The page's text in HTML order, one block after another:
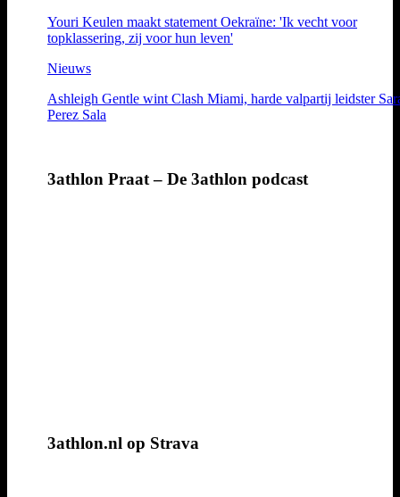
Youri Keulen maakt statement Oekraïne: 'Ik vecht voor
topklassering, zij voor hun leven'
Nieuws
Ashleigh Gentle wint Clash Miami, harde valpartij leidster
Perez Sala
3athlon Praat – De 3athlon podcast
3athlon.nl op Strava